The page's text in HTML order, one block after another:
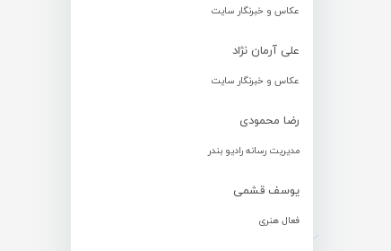
عکاس و خبرنگار سایت
علی آرمان نژاد
عکاس و خبرنگار سایت
رضا محمودی
مدیریت رسانه رادیو بندر
یوسف قشمی
فعال هنری